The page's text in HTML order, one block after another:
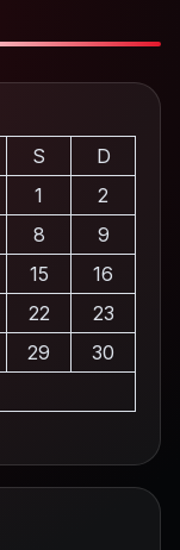
S
D
1
2
8
9
15
16
22
23
29
30